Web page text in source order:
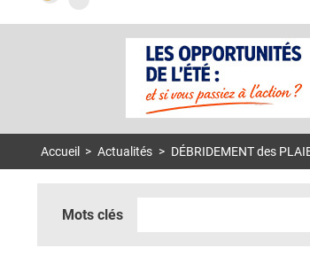
Accueil > Actualités > DÉBRIDEMENT des
Mots clés